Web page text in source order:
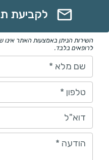
לקביעת
השירות הניתן באמצעות האתר אינו
לרופאים בלבד.
שם מלא *
טלפון *
דוא"ל
הודעה *